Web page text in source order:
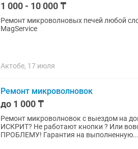
1 000 - 10 000 ₸
Ремонт микроволновых печей любой
MagService
Актобе, 17 июля
Ремонт микроволновок
до 1 000 ₸
Ремонт микроволновок с выездом на дом =)
ИСКРИТ? Не работают кнопки ? Или вовсе не
ПРОБЛЕМУ! Гарантия на выполненную...